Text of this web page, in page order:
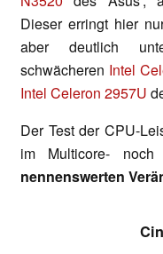
Dieser erringt hier
aber deutlich
schwächeren Intel
Intel Celeron 2957U
Der Test der CPU-
im Multicore- noch
nennenswerten